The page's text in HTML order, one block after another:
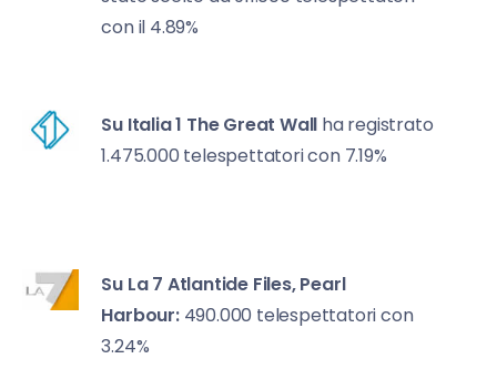
con il 4.89%
Su Italia 1 The Great Wall ha registrato
1.475.000 telespettatori con 7.19%
Su La 7 Atlantide Files, Pearl
Harbour:490.000 telespettatori con
3.24%